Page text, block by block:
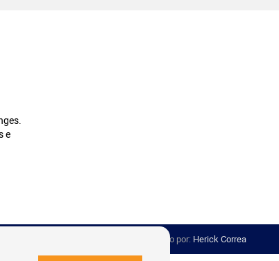
e
Desenvolvido por: Herick Correa